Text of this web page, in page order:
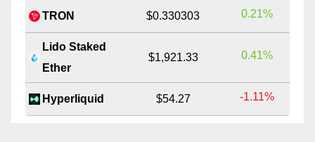
TRON $0.330303 0.21%
Lido Staked
Ether
$1,921.33 0.41%
Hyperliquid $54.27 -1.11%